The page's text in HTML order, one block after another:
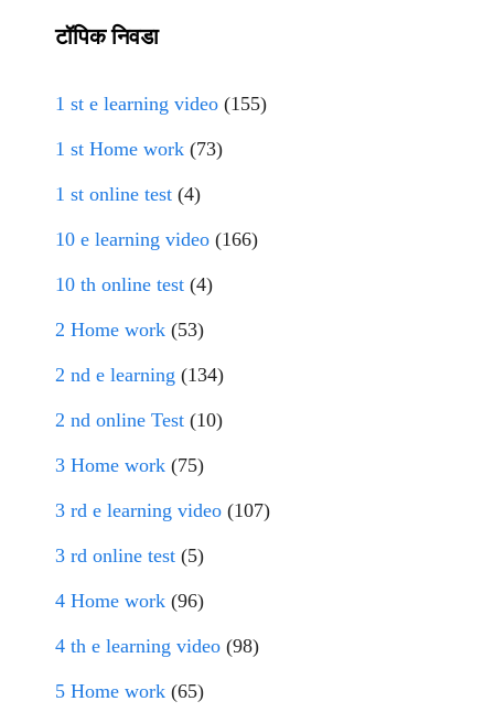
टॉपिक निवडा
1 st e learning video (155)
1 st Home work (73)
1 st online test (4)
10 e learning video (166)
10 th online test (4)
2 Home work (53)
2 nd e learning (134)
2 nd online Test (10)
3 Home work (75)
3 rd e learning video (107)
3 rd online test (5)
4 Home work (96)
4 th e learning video (98)
5 Home work (65)